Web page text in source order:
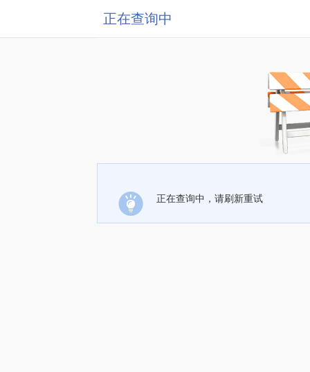
正在查询中
正在查询中，请刷新重试